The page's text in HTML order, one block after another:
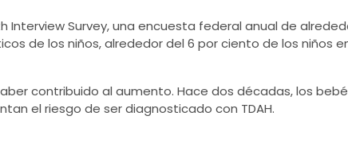
Interview Survey, una encuesta federal anual de
de los niños, alrededor del 6 por ciento de los niños
contribuido al aumento. Hace dos décadas, los
el riesgo de ser diagnosticado con TDAH.